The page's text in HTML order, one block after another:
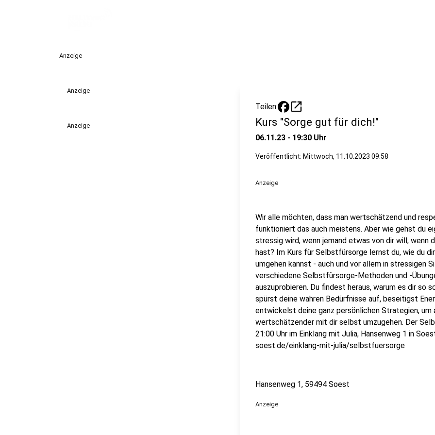
Anzeige
Anzeige
Anzeige
Teilen: open_in_new
Kurs "Sorge gut für dich!"
06.11.23 - 19:30 Uhr
Veröffentlicht: Mittwoch, 11.10.2023 09:58
Anzeige
Wir alle möchten, dass man wertschätzend und
funktioniert das auch meistens. Aber wie gehst du
stressig wird, wenn jemand etwas von dir will, wenn
hast? Im Kurs für Selbstfürsorge lernst du, wie du
umgehen kannst - auch und vor allem in stressigen
verschiedene Selbstfürsorge-Methoden und -
auszuprobieren. Du findest heraus, warum es dir so
spürst deine wahren Bedürfnisse auf, beseitigst
entwickelst deine ganz persönlichen Strategien, um
wertschätzender mit dir selbst umzugehen. Der
21:00 Uhr im Einklang mit Julia, Hansenweg 1 in
soest.de/einklang-mit-julia/selbstfuersorge
Hansenweg 1, 59494 Soest
Anzeige